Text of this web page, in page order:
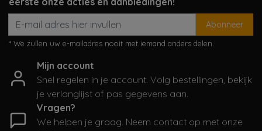
Abonneer
* We zullen uw e-mailadres nooit met iemand anders delen.
Mijn account
Snel regelen in je account. Volg bestellingen, bekijk
je verlanglijst of pas gegevens aan.
Vragen?
We helpen je graag. Neem contact op met onze